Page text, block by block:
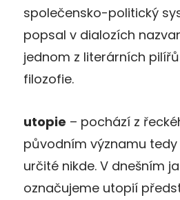
společensko-politický
popsal v dialozích
jednom z literárních
filozofie.
utopie – pochází z
původním významu
určité nikde. V dnešním
označujeme utopií